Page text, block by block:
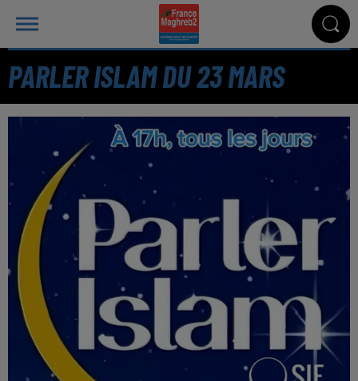
PARLER ISLAM DU 23 MARS